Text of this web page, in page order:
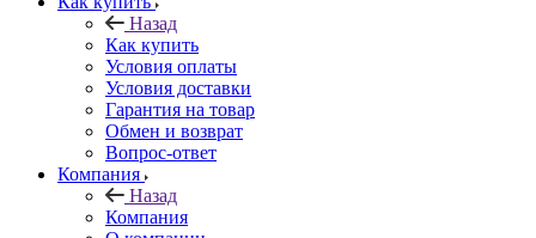
Назад
Как купить
Условия оплаты
Условия доставки
Гарантия на товар
Обмен и возврат
Вопрос-ответ
Компания
Назад
Компания